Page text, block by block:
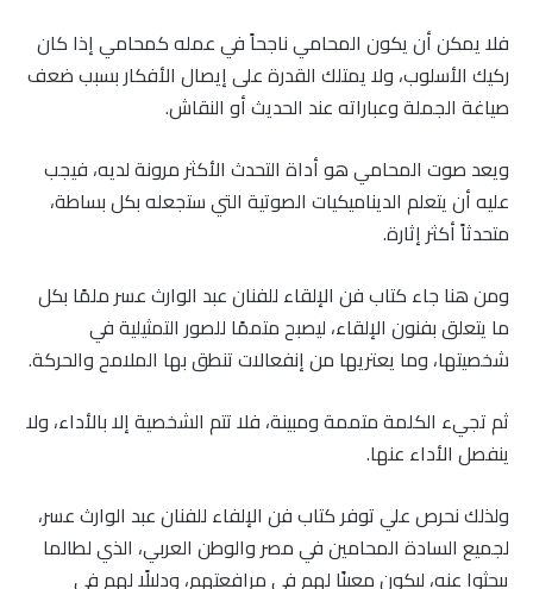
فلا يمكن أن يكون المحامي ناجحاً في عمله كمحامي إذا كان
ركيك الأسلوب، ولا يمتلك القدرة على إيصال الأفكار بسبب ضعف
صياغة الجملة وعباراته عند الحديث أو النقاش.
ويعد صوت المحامي هو أداة التحدث الأكثر مرونة لديه، فيجب
عليه أن يتعلم الديناميكيات الصوتية التي ستجعله بكل بساطة،
متحدثاً أكثر إثارة.
ومن هنا جاء كتاب فن الإلقاء للفنان عبد الوارث عسر ملمًا بكل
ما يتعلق بفنون الإلقاء، ليصبح متممًا للصور التمثيلية في
شخصيتها، وما يعتريها من إنفعالات تنطق بها الملامح والحركة.
ثم تجيء الكلمة متممة ومبينة، فلا تتم الشخصية إلا بالأداء، ولا
ينفصل الأداء عنها.
ولذلك نحرص علي توفر كتاب فن الإلفاء للفنان عبد الوارث عسر،
لجميع السادة المحامين في مصر والوطن العربي، الذي لطالما
يبحثوا عنه، ليكون معينًا لهم في مرافعتهم، ودليلًا لهم في